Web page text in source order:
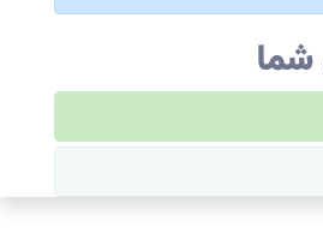
شما